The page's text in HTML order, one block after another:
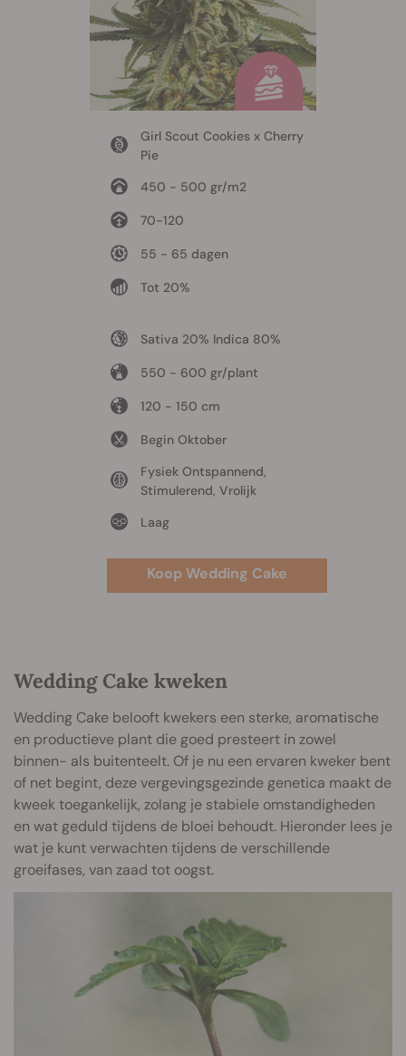
Girl Scout Cookies x Cherry
Pie
450 - 500 gr/m2
70-120
55 - 65 dagen
Tot 20%
Sativa 20% Indica 80%
550 - 600 gr/plant
120 - 150 cm
Begin Oktober
Fysiek Ontspannend,
Stimulerend, Vrolijk
Laag
Koop Wedding Cake
Wedding Cake kweken
Wedding Cake belooft kwekers een sterke, aromatische
en productieve plant die goed presteert in zowel
binnen- als buitenteelt. Of je nu een ervaren kweker bent
of net begint, deze vergevingsgezinde genetica maakt de
kweek toegankelijk, zolang je stabiele omstandigheden
en wat geduld tijdens de bloei behoudt. Hieronder lees je
wat je kunt verwachten tijdens de verschillende
groeifases, van zaad tot oogst.